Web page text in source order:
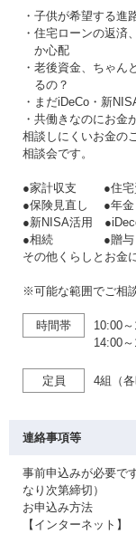
・子供が希望する進
・住宅ローンの返済
か心配
・老後資金、ちゃん
るの？
・まだiDeCo・新
・共働きなのに
相談しにくいお金の
相談会です。
●家計収支 ●住宅
●保険見直し
●新NISA活用
●相続 ●贈
その他くらしとお金
※可能な範囲でご相
時間帯 10:00
14:00
定員 4組（各
連絡事項等
事前申込みが必要
なり次第締切）
お申込み方法
【インターネット】